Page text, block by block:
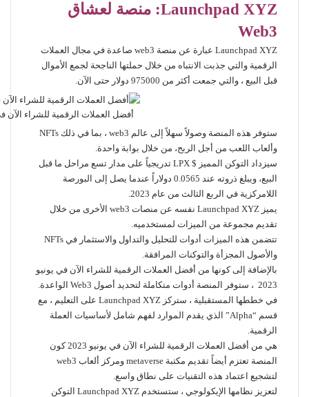
Launchpad XYZ: منصة لعشاق
Web3
Launchpad XYZ عبارة عن منصة web3 صاعدة في مجال العملات
الرقمية والتي جذبت الانتباه من خلال حملتها الناجحة لجمع الأموال
قبل البيع ، والتي جمعت أكثر من 975000 دولار حتى الآن.
أفضل العملات الرقمية للشراء الآن في
ستوفر هذه المنصة وصولاً سهلاً إلى عالم web3 ، بما في ذلك NFTs
وألعاب اللعب من أجل الربح، من خلال بوابة واحدة.
سيزداد التوكن المميز $ LPX تدريجياً على مدار تسع مراحل ما قبل
البيع، ويبلغ ذروته عند 0.0565 دولاراً عندما يصل إلى البورصة
اللامركزية في الربع الثالث من عام 2023.
يميز Launchpad XYZ نفسه عن منصات web3 الأخرى من خلال
تقديم مجموعة من الميزات لمستخدميه.
تتضمن هذه الميزات أدوات للتحليل والتداول والاستثمار في NFTs
والأصول المجزأة والتوكنات المرافقة.
بالإضافة إلى كونها من أفضل العملات الرقمية للشراء الآن في يونيو
2023 ، ستوفر المنصة أدوات متكاملة لتحديد أصول Web3 الواعدة.
في خططها المستقبلية ، ستركز Launchpad XYZ على التعليم ، مع
قسم “Alpha” الذي يقدم الموارد لفهم شامل لأساسيات العملة
الرقمية.
هي من أفضل العملات الرقمية للشراء الآن في يونيو 2023 كون
المنصة تعتزم أيضاً تقديم مكتبة metaverse ومركز ألعاب web3
لتشجيع اعتماد هذه التقنيات على نطاق واسع.
لتعزيز نظامها الإيكولوجي ، ستستخدم Launchpad XYZ التوكن